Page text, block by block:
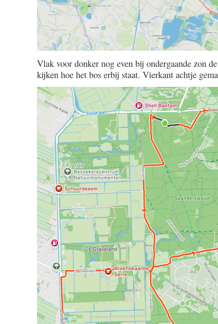
Vlak voor donker nog even bij ondergaande zon
kijken hoe het bos erbij staat. Vierkant achtje